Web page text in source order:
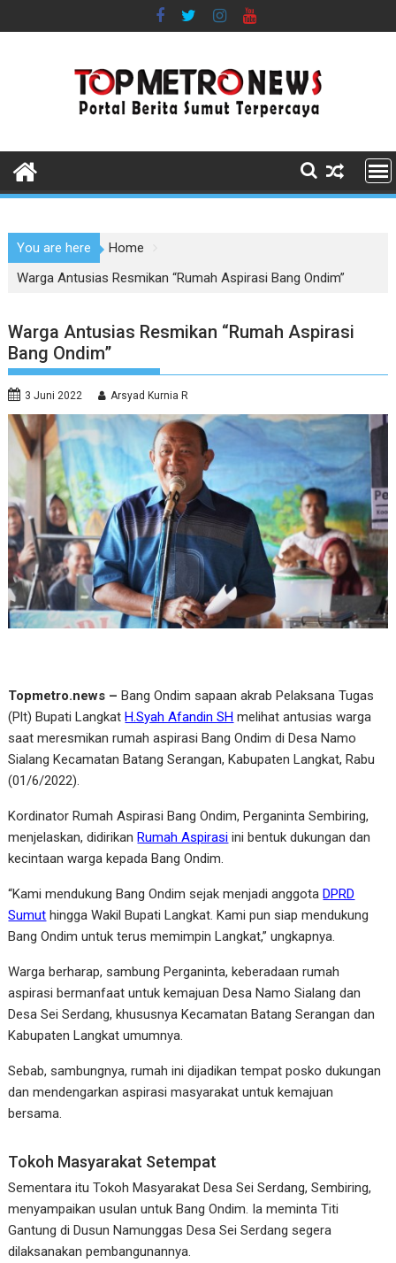
to
You are here
Home
Warga Antusias Resmikan “Rumah Aspirasi Bang Ondim”
Warga Antusias Resmikan “Rumah Aspirasi
Bang Ondim”
3 Juni 2022 Arsyad Kurnia R
Topmetro.news – Bang Ondim sapaan akrab Pelaksana Tugas
(Plt) Bupati Langkat H.Syah Afandin SH melihat antusias warga
saat meresmikan rumah aspirasi Bang Ondim di Desa Namo
Sialang Kecamatan Batang Serangan, Kabupaten Langkat, Rabu
(01/6/2022).
Kordinator Rumah Aspirasi Bang Ondim, Perganinta Sembiring,
menjelaskan, didirikan Rumah Aspirasi ini bentuk dukungan dan
kecintaan warga kepada Bang Ondim.
“Kami mendukung Bang Ondim sejak menjadi anggota DPRD
Sumut hingga Wakil Bupati Langkat. Kami pun siap mendukung
Bang Ondim untuk terus memimpin Langkat,” ungkapnya.
Warga berharap, sambung Perganinta, keberadaan rumah
aspirasi bermanfaat untuk kemajuan Desa Namo Sialang dan
Desa Sei Serdang, khususnya Kecamatan Batang Serangan dan
Kabupaten Langkat umumnya.
Sebab, sambungnya, rumah ini dijadikan tempat posko dukungan
dan mendengarkan aspirasi masyarakat untuk kemajuan
bersama.
Tokoh Masyarakat Setempat
Sementara itu Tokoh Masyarakat Desa Sei Serdang, Sembiring,
menyampaikan usulan untuk Bang Ondim. Ia meminta Titi
Gantung di Dusun Namunggas Desa Sei Serdang segera
dilaksanakan pembangunannya.